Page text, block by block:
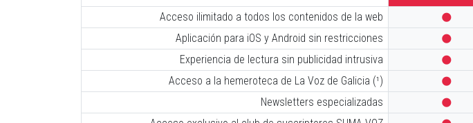
Acceso ilimitado a todos los contenidos de la web

Aplicación para iOS y Android sin restricciones 
Experiencia de lectura sin publicidad intrusiva 
Acceso a la hemeroteca de La Voz de Galicia (¹) 
Newsletters especializadas 